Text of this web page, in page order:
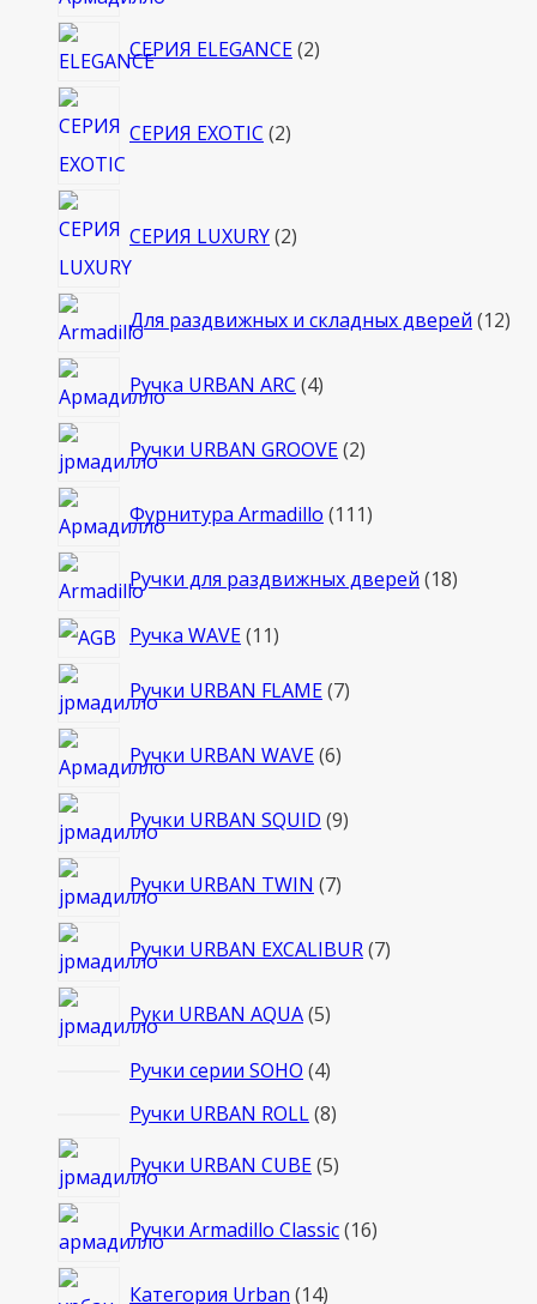
СЕРИЯ ELEGANCE 22
СЕРИЯ EXOTIC 2товара
СЕРИЯ LUXURY 2товара
Для раздвижных и складных дверей 1212
Ручка URBAN ARC 44
Ручки URBAN GROOVE 22
Фурнитура Armadillo 111111
Ручки для раздвижных дверей 1818
Ручка WAVE 1111
Ручки URBAN FLAME 77
Ручки URBAN WAVE 66
Ручки URBAN SQUID 99
Ручки URBAN TWIN 77
Ручки URBAN EXCALIBUR 77
Руки URBAN AQUA 55
Ручки серии SOHO 44
товара
Ручки URBAN ROLL 88
Ручки URBAN CUBE 55
Ручки Armadillo Classic 1616
Категория Urban 1414